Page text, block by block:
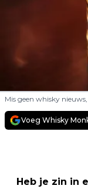
Mis geen whisky
Voeg Whisky
Heb je zin in